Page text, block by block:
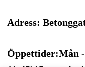
Adress:
Öppettider:Mån